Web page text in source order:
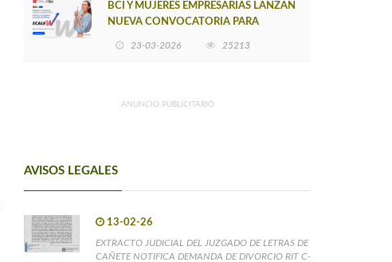
BCI Y MUJERES EMPRESARIAS LANZAN
NUEVA CONVOCATORIA PARA
23-03-2026 25213
ANUNCIO PUBLICITARIO
AVISOS LEGALES
13-02-26
EXTRACTO JUDICIAL DEL JUZGADO DE LETRAS DE
CAÑETE NOTIFICA DEMANDA DE DIVORCIO RIT C-